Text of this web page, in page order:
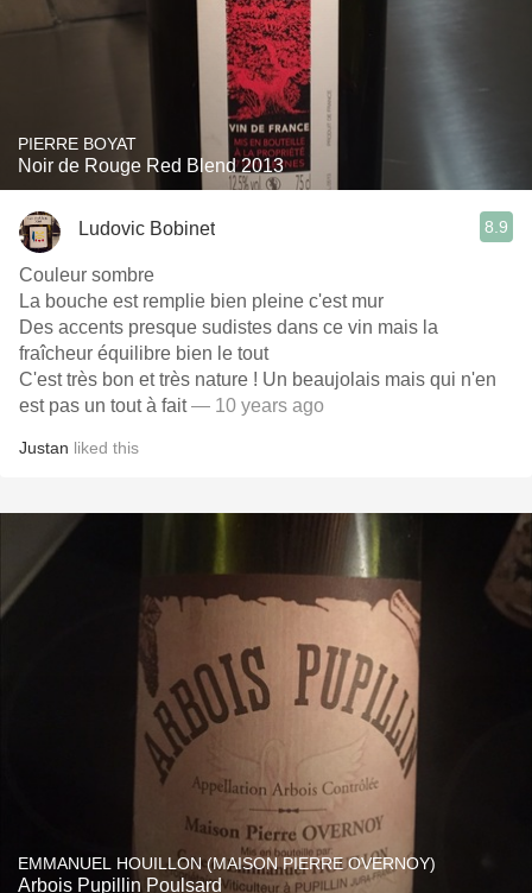
PIERRE BOYAT
Noir de Rouge Red Blend 2013
Ludovic Bobinet 8.9
Couleur sombre
La bouche est remplie bien pleine c'est mur
Des accents presque sudistes dans ce vin mais la
fraîcheur équilibre bien le tout
C'est très bon et très nature ! Un beaujolais mais qui n'en
est pas un tout à fait— 10 years ago
Justan liked this
EMMANUEL HOUILLON (MAISON PIERRE OVERNOY)
Arbois Pupillin Poulsard